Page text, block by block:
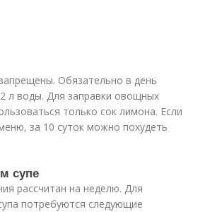
Обязательно в день
л воды. Для заправки овощных
только сок лимона. Если
за 10 суток можно похудеть
супе
рассчитан на неделю. Для
потребуются следующие